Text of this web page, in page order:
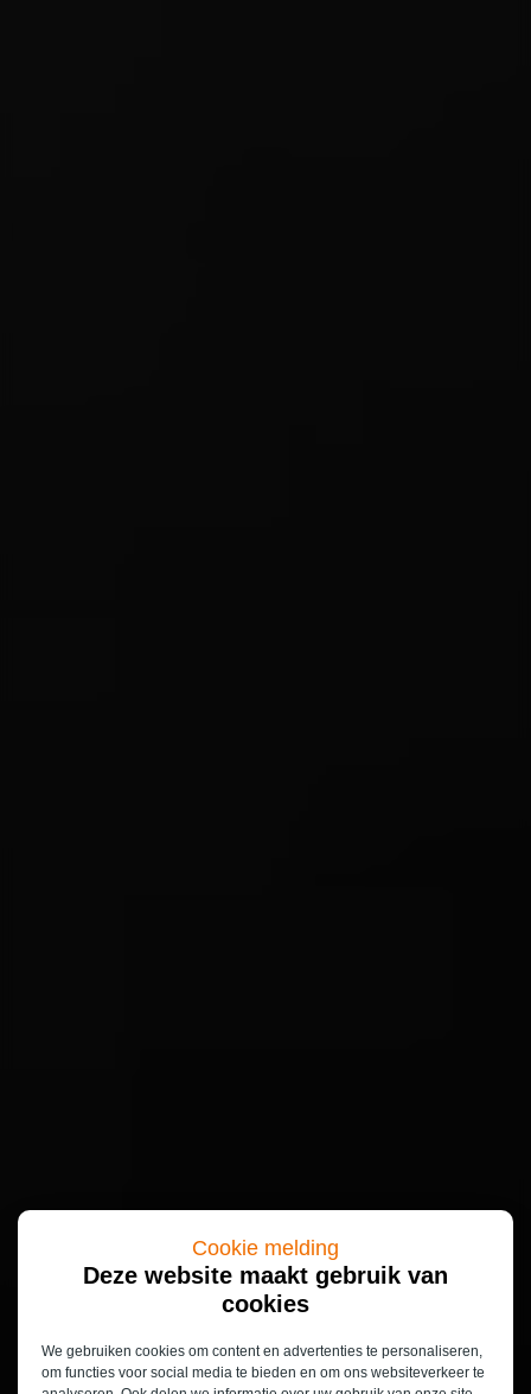
Cookie melding
Deze website maakt gebruik van
cookies
We gebruiken cookies om content en advertenties te personaliseren,
om functies voor social media te bieden en om ons websiteverkeer te